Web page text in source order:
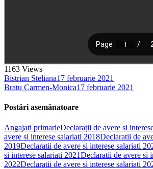
1163 Views
Bistrian Steliana17 februarie 2021
Bratu Carmen-Monica17 februarie 2021
Postări asemănatoare
Angajati primarieDeclarații de avere și
avere si interese salariati 2018Declaratii de
2019Declaratii de avere si interese salariati
si interese salariati 2021Declaratii de avere si
2022Declaratii de avere si interese salariati